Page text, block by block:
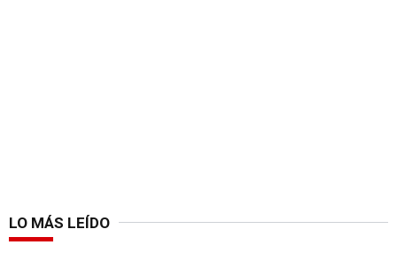
LO MÁS LEÍDO